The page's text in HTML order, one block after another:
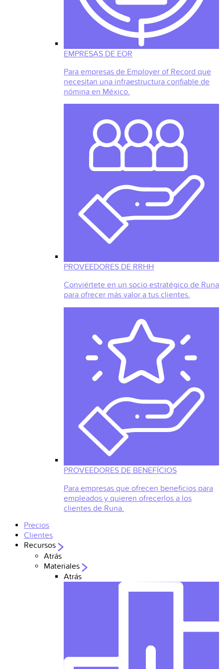
EMPRESAS DE EOR
Para empresas de Employer of Record que
necesitan una infraestructura confiable de
nómina en México.
PROVEEDORES DE RRHH
Conviértete en un socio estratégico de Runa
para ofrecer más valor a tus clientes.
PROVEEDORES DE BENEFÍCIOS
Para empresas que ofrecen beneficios para
empleados y quieren ofrecerlos a los
clientes de Runa.
Precios
Clientes
Recursos
Atrás
Materiales
Atrás